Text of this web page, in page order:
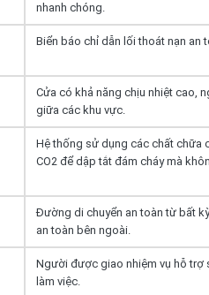
nhanh chóng.
Biển báo chỉ dẫn lối thoát nạn an
Cửa có khả năng chịu nhiệt cao,
giữa các khu vực.
Hệ thống sử dụng các chất chữa
CO2 để dập tắt đám cháy mà
Đường di chuyển an toàn từ bất
an toàn bên ngoài.
Người được giao nhiệm vụ hỗ trợ
làm việc.